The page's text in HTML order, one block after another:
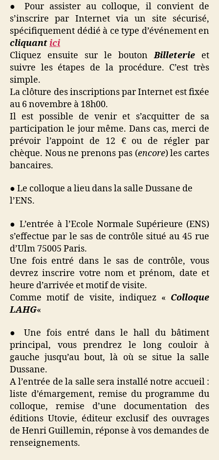
● Pour assister au colloque, il convient de
s’inscrire par Internet via un site sécurisé,
spécifiquement dédié à ce type d’événement en
cliquant ici
Cliquez ensuite sur le boutonBilleterie et
suivre les étapes de la procédure. C’est très
simple.
La clôture des inscriptions par Internet est fixée
au 6 novembre à 18h00.
Il est possible de venir et s’acquitter de sa
participation le jour même. Dans cas, merci de
prévoir l’appoint de 12 € ou de régler par
chèque. Nous ne prenons pas (encore) les cartes
bancaires.
● Le colloque a lieu dans la salle Dussane de
l’ENS.
● L’entrée à l’Ecole Normale Supérieure (ENS)
s’effectue par le sas de contrôle situé au 45 rue
d’Ulm 75005 Paris.
Une fois entré dans le sas de contrôle, vous
devrez inscrire votre nom et prénom, date et
heure d’arrivée et motif de visite.
Comme motif de visite, indiquez « Colloque
LAHG«
● Une fois entré dans le hall du bâtiment
principal, vous prendrez le long couloir à
gauche jusqu’au bout, là où se situe la salle
Dussane.
A l’entrée de la salle sera installé notre accueil :
liste d’émargement, remise du programme du
colloque, remise d’une documentation des
éditions Utovie, éditeur exclusif des ouvrages
de Henri Guillemin, réponse à vos demandes de
renseignements.